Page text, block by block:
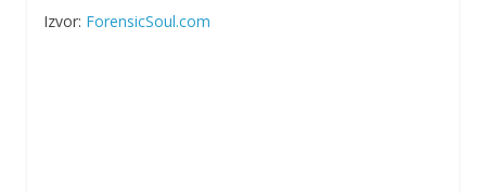
Izvor: ForensicSoul.com